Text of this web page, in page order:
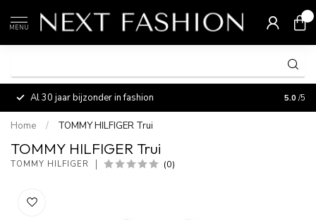
MENU
Al 30 jaar bijzonder in fashion 5.0 /5
Home / TOMMY HILFIGER Trui
TOMMY HILFIGER Trui
TOMMY HILFIGER (0)